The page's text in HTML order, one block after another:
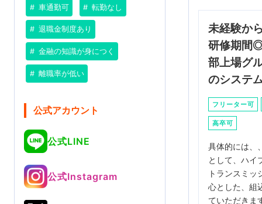
車通勤可 転勤なし
退職金制度あり
金融の知識が身につく
離職率が低い
公式アカウント
公式LINE
公式Instagram
未経験か
研修期間
部上場グ
のシステ
フリーター可
高卒可
具体的には、
として、ハイ
トランスミ
心とした、組
ていただきま